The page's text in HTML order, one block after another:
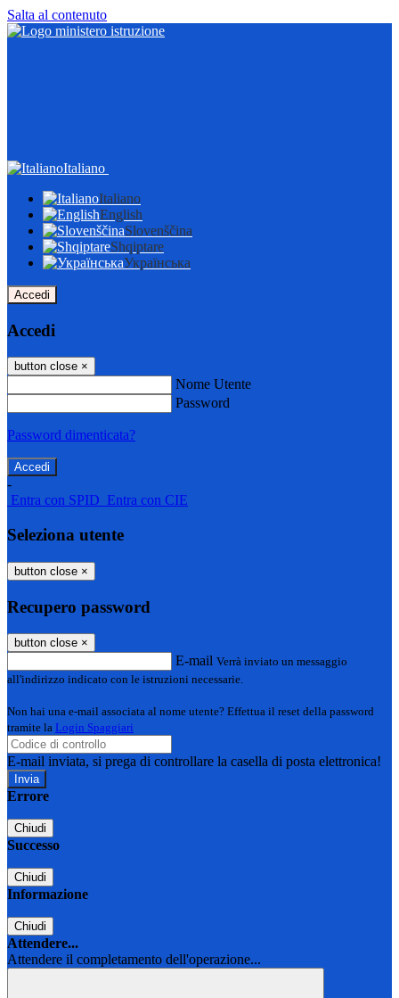
Salta al contenuto
Italiano
Italiano
English
Slovenščina
Shqiptare
Українська
Accedi
Accedi
button close ×
Nome Utente
Password
Password dimenticata?
-
Entra con SPID Entra con CIE
Seleziona utente
button close ×
Recupero password
button close ×
E-mail Verrà inviato un messaggio
all'indirizzo indicato con le istruzioni necessarie.
Non hai una e-mail associata al nome utente? Effettua il reset della password
tramite la Login Spaggiari
E-mail inviata, si prega di controllare la casella di posta elettronica!
Errore
Chiudi
Successo
Chiudi
Informazione
Chiudi
Attendere...
Attendere il completamento dell'operazione...